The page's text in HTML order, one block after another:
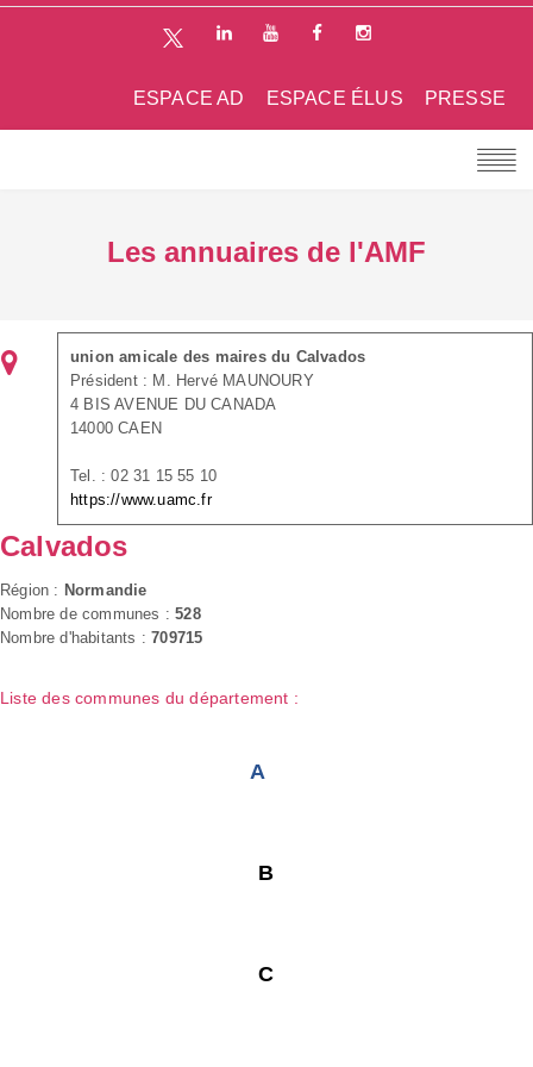
PRESSE
ESPACE ÉLUS
ESPACE AD
Les annuaires de l'AMF
union amicale des maires du Calvados
Président : M. Hervé MAUNOURY
4 BIS AVENUE DU CANADA
14000 CAEN
Tel. : 02 31 15 55 10
https://www.uamc.fr
Calvados
Région : Normandie
Nombre de communes :528
Nombre d'habitants :709715
Liste des communes du département :
A
B
C